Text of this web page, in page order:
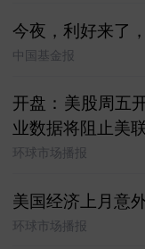
今夜，利好来了
中国基金报
开盘：美股周五
业数据将阻止美
环球市场播报
美国经济上月意
环球市场播报